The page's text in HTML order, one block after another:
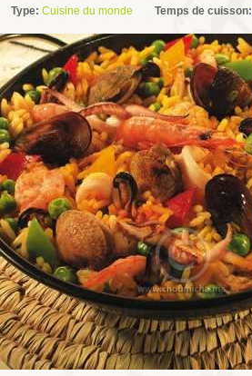
Type: Cuisine du monde Temps de cuisson: